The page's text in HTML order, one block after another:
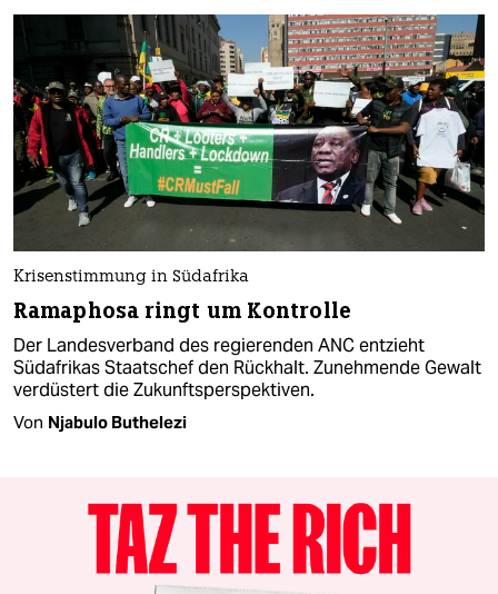
Krisenstimmung in Südafrika
Ramaphosa ringt um Kontrolle
Der Landesverband des regierenden ANC entzieht
Südafrikas Staatschef den Rückhalt. Zunehmende Gewalt
verdüstert die Zukunftsperspektiven.
Von Njabulo Buthelezi